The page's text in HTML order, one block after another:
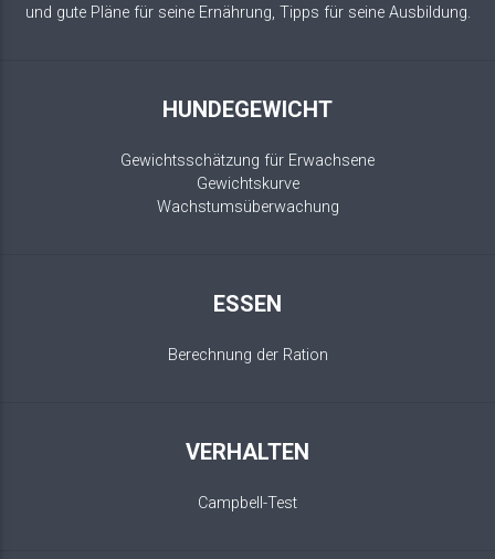
und gute Pläne für seine Ernährung, Tipps für seine Ausbildung.
HUNDEGEWICHT
Gewichtsschätzung für Erwachsene
Gewichtskurve
Wachstumsüberwachung
ESSEN
Berechnung der Ration
VERHALTEN
Campbell-Test